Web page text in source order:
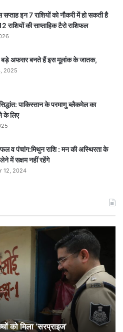
इन 7 राशियों को नौकरी में हो सकती है
राशियों की साप्ताहिक टैरो राशिफल
अफसर बनते हैं इस मूलांक के जातक,
2025
पाकिस्तान के परमाणु ब्लैकमेल का
के लिए
व पंचांग:मिथुन राशि : मन की अस्थिरता के
में सक्षम नहीं रहेंगे
12, 2024
मिला ‘सरप्राइज’